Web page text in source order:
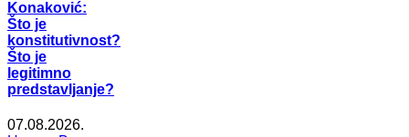
Konaković:
Što je
konstitutivnost?
Što je
legitimno
predstavljanje?
07.08.2026.